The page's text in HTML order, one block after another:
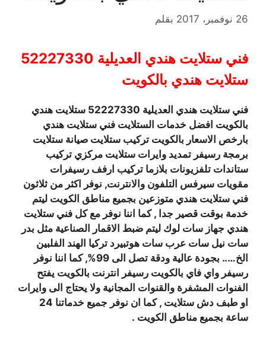
26 نوفمبر، 2017 بقلم
فني ستلايت هندي العديلية 52227330
ستلايت هندي بالكويت
فني ستلايت هندي العديلية 52227330 ستلايت هندي
بالكويت افضل خدمات الستلايت فني ستلايت هندي
بارخص الاسعار بالكويت تركيب ستلايت صيانة ستلايت
برمجة رسيفر تمديد وايرات ستلايت مركزي تركيب
ستاندات تلفزيونات بلازما تركيب ارفف رسيفرات
مقويات سيرفس التلفون والانترنت, نوفر اكثر من ثلاثون
فني ستلايت هندي متوزعين بجميع مناطق الكويت ليتم
خدمة بوقت قصير جدا , كما اننا نوفر مع كل فني ستلايت
هندي جهاز سات لوك ليتم ضبط الاقمار الصناعية مثل بدر
سات نيل سات عرب سات هوتبيرد تركيا الهند الفلبين
الخ….. بجودة عالية ودقة تصل الى 99%, كما اننا نوفر
رسيفر واي فاي بالكويت رسيفر انترنت بالكويت يفتح
الفنوات المشفرة والقنوات المجانية ولا يحتاج الى وايرات
او طبف دش ستلايت , كما ان نوفر جميع خدماتنا 24
ساعة بجميع مناطق الكويت .